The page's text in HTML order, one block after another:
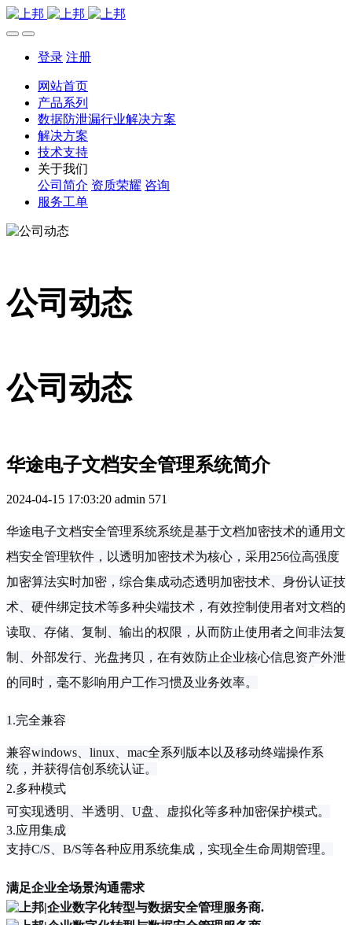
登录 注册
网站首页
产品系列
数据防泄漏行业解决方案
解决方案
技术支持
关于我们
公司简介 资质荣耀 咨询
服务工单
公司动态
公司动态
华途电子文档安全管理系统简介
2024-04-15 17:03:20 admin 571
华途电子文档安全管理系统系统是基于文档加密技术的通用文
档安全管理软件，以透明加密技术为核心，采用256位高强度
加密算法实时加密，综合集成动态透明加密技术、身份认证技
术、硬件绑定技术等多种尖端技术，有效控制使用者对文档的
读取、存储、复制、输出的权限，从而防止使用者之间非法复
制、外部发行、光盘拷贝，在有效防止企业核心信息资产外泄
的同时，毫不影响用户工作习惯及业务效率。
1.完全兼容
兼容windows、linux、mac全系列版本以及移动终端操作系
统，并获得信创系统认证。
2.多种模式
可实现透明、半透明、U盘、虚拟化等多种加密保护模式。
3.应用集成
支持C/S、B/S等各种应用系统集成，实现全生命周期管理。
满足企业全场景沟通需求